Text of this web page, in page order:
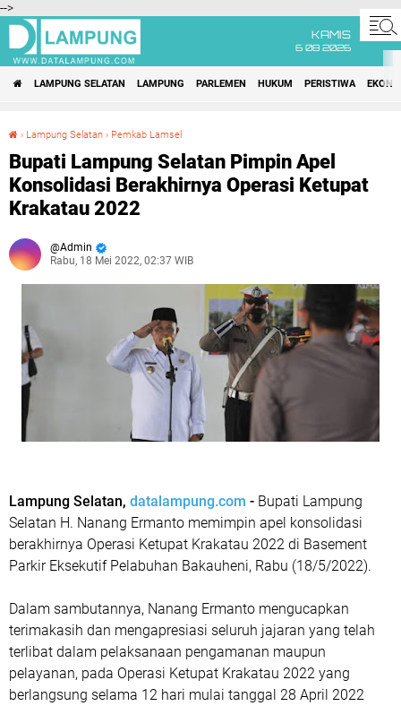
-->
KAMIS
6 08 2026
LAMPUNG SELATAN LAMPUNG PARLEMEN HUKUM PERISTIWA
› Lampung Selatan › Pemkab Lamsel
Bupati Lampung Selatan Pimpin Apel
Konsolidasi Berakhirnya Operasi Ketupat
Krakatau 2022
Admin
Rabu, 18 Mei 2022, 02:37 WIB
Lampung Selatan, datalampung.com - Bupati Lampung
Selatan H. Nanang Ermanto memimpin apel konsolidasi
berakhirnya Operasi Ketupat Krakatau 2022 di Basement
Parkir Eksekutif Pelabuhan Bakauheni, Rabu (18/5/2022).
Dalam sambutannya, Nanang Ermanto mengucapkan
terimakasih dan mengapresiasi seluruh jajaran yang telah
terlibat dalam pelaksanaan pengamanan maupun
pelayanan, pada Operasi Ketupat Krakatau 2022 yang
berlangsung selama 12 hari mulai tanggal 28 April 2022